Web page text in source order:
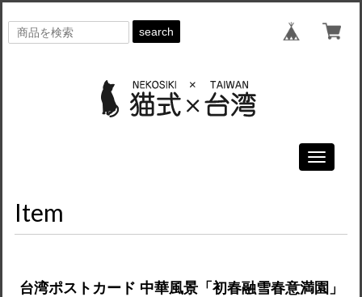
search
Toggle
Item
台湾ポストカード 中華風景「初春融雪春意満園」